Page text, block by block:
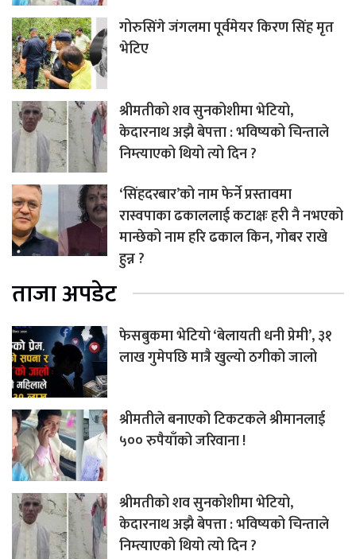
गोरुसिंगे जंगलमा पूर्वमेयर किरण सिंह मृत
भेटिए
श्रीमतीको शव सुनकोशीमा भेटियो,
केदारनाथ अझै बेपत्ता : भविष्यको चिन्ताले
निम्त्याएको थियो त्यो दिन ?
‘सिंहदरबार’को नाम फेर्ने प्रस्तावमा
रास्वपाका ढकाललाई कटाक्षः हरी नै नभएको
मान्छेको नाम हरि ढकाल किन, गोबर राखे
हुन्न ?
ताजा अपडेट
फेसबुकमा भेटियो ‘बेलायती धनी प्रेमी’, ३१
लाख गुमेपछि मात्रै खुल्यो ठगीको जालो
श्रीमतीले बनाएको टिकटकले श्रीमानलाई
५०० रुपैयाँको जरिवाना !
श्रीमतीको शव सुनकोशीमा भेटियो,
केदारनाथ अझै बेपत्ता : भविष्यको चिन्ताले
निम्त्याएको थियो त्यो दिन ?